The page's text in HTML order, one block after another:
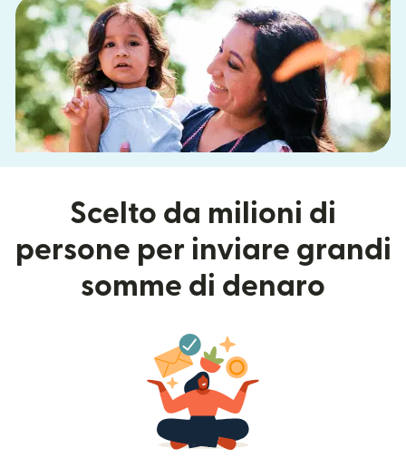
Scelto da milioni di
persone per inviare grandi
somme di denaro